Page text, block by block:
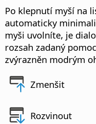
Po klepnutí myší na
automaticky
myši uvolníte, je
rozsah zadaný
zvýrazněn modrým
Zmenšit
Rozvinout